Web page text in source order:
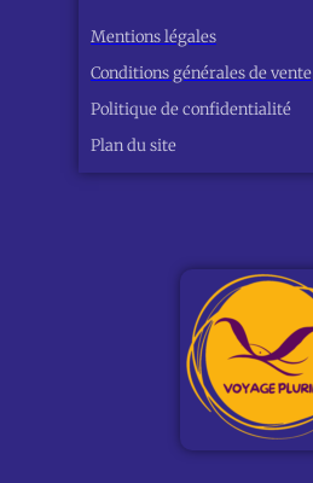
Mentions légales
Conditions générales de vente
Politique de confidentialité
Plan du site